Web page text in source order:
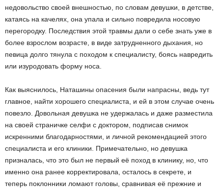
недовольство своей внешностью, по словам девушки, в детстве,
катаясь на качелях, она упала и сильно повредила носовую
перегородку. Последствия этой травмы дали о себе знать уже в
более взрослом возрасте, в виде затрудненного дыхания, но
певица долго тянула с походом к специалисту, боясь навредить
или изуродовать форму носа.
Как выяснилось, Наташины опасения были напрасны, ведь тут
главное, найти хорошего специалиста, и ей в этом случае очень
повезло. Довольная девушка не удержалась и даже разместила
на своей страничке селфи с доктором, подписав снимок
искренними благодарностями, и личной рекомендацией этого
специалиста и его клиники. Примечательно, но девушка
призналась, что это был не первый её поход в клинику, но, что
именно она ранее корректировала, осталось в секрете, и
теперь поклонники ломают головы, сравнивая её прежние и